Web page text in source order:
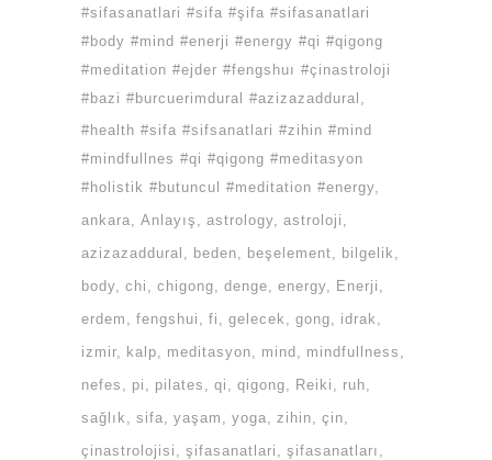
#sifasanatlari #sifa #şifa #sifasanatlari
#body #mind #enerji #energy #qi #qigong
#meditation #ejder #fengshuı #çinastroloji
#bazi #burcuerimdural #azizazaddural
#health #sifa #sifsanatlari #zihin #mind
#mindfullnes #qi #qigong #meditasyon
#holistik #butuncul #meditation #energy
ankara
Anlayış astrology astroloji
azizazaddural
beden beşelement
bilgelik
body chi chigong denge energy
Enerji
erdem
fengshui fi gelecek gong
idrak
izmir
kalp meditasyon mind
mindfullness
nefes
pi pilates qi qigong Reiki
ruh
sağlık
sifa yaşam yoga zihin
çin
çinastrolojisi
şifasanatlari
şifasanatları